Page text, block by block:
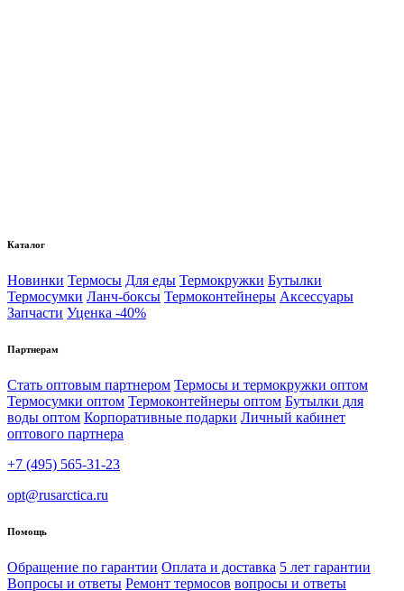
Каталог
Новинки Термосы Для еды Термокружки Бутылки
Термосумки Ланч-боксы Термоконтейнеры Аксессуары
Запчасти Уценка -40%
Партнерам
Стать оптовым партнером Термосы и термокружки оптом
Термосумки оптом Термоконтейнеры оптом Бутылки для
воды оптом Корпоративные подарки Личный кабинет
оптового партнера
+7 (495) 565-31-23
opt@rusarctica.ru
Помощь
Обращение по гарантии Оплата и доставка 5 лет гарантии
Вопросы и ответы Ремонт термосов вопросы и ответы